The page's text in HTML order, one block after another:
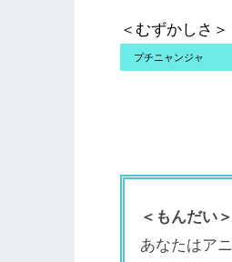
＜むずかしさ＞
プチニャンジャ
＜もんだい＞
あなたはア